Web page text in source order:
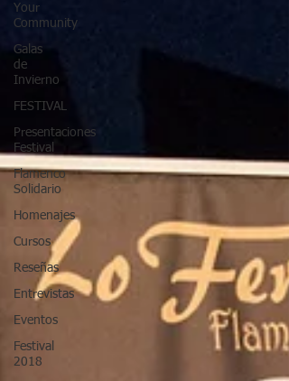
Your
Community
Galas
de
Invierno
FESTIVAL
Presentaciones
Festival
Flamenco
Solidario
Homenajes
Cursos
Reseñas
Entrevistas
Eventos
Festival
2018